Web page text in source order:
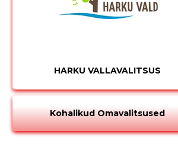
HARKU VALLAVALITSUS
Kohalikud Omavalitsused